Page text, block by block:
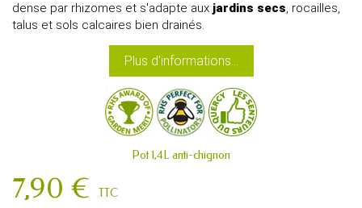
dense par rhizomes et s'adapte aux jardins secs, rocailles,
talus et sols calcaires bien drainés.
Plus d'informations...
Pot 1,4L anti-chignon
7,90 € TTC